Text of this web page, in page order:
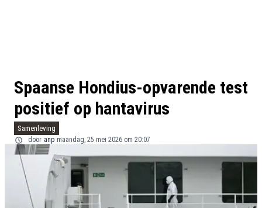
Spaanse Hondius-opvarende test
positief op hantavirus
Samenleving
door anp maandag, 25 mei 2026 om 20:07